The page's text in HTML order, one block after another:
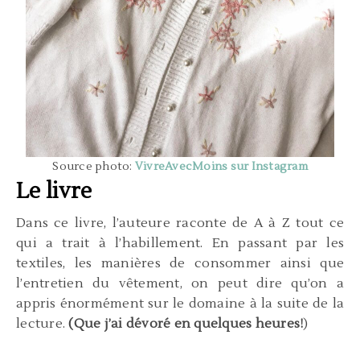
Source photo: VivreAvecMoins sur Instagram
Le livre
Dans ce livre, l’auteure raconte de A à Z tout ce
qui a trait à l’habillement. En passant par les
textiles, les manières de consommer ainsi que
l’entretien du vêtement, on peut dire qu’on a
appris énormément sur le domaine à la suite de la
lecture.(Que j’ai dévoré en quelques heures!)